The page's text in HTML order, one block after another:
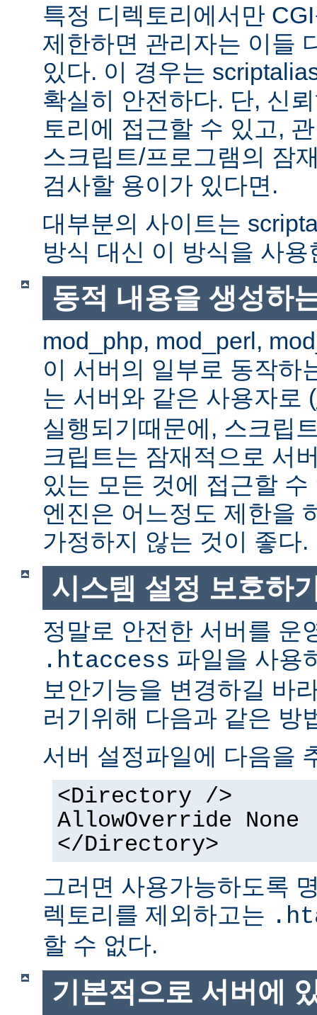
특정 디렉토리에서만
제한하면 관리자는 이들
있다. 이 경우는
확실히 안전하다. 단, 신
토리에 접근할 수 있고,
스크립트/프로그램의 잠
검사할 용이가 있다면.
대부분의 사이트는
방식 대신 이 방식을 사용
동적 내용을 생성하
mod_php, mod_perl,
이 서버의 일부로 동작하
는 서버와 같은 사용자로 (
실행되기때문에, 스크립
크립트는 잠재적으로 서
있는 모든 것에 접근할
엔진은 어느정도 제한을
가정하지 않는 것이 좋다.
시스템 설정 보호하
정말로 안전한 서버를 운
.htaccess 파일을 사용
보안기능을 변경하길 바
러기위해 다음과 같은 방
서버 설정파일에 다음을
<Directory />
AllowOverride None
</Directory>
그러면 사용가능하도록
렉토리를 제외하고는
할 수 없다.
기본적으로 서버에